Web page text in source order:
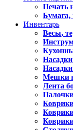
Печать
Бумага,
Инвентарь
Весы,
Мешки
Лента